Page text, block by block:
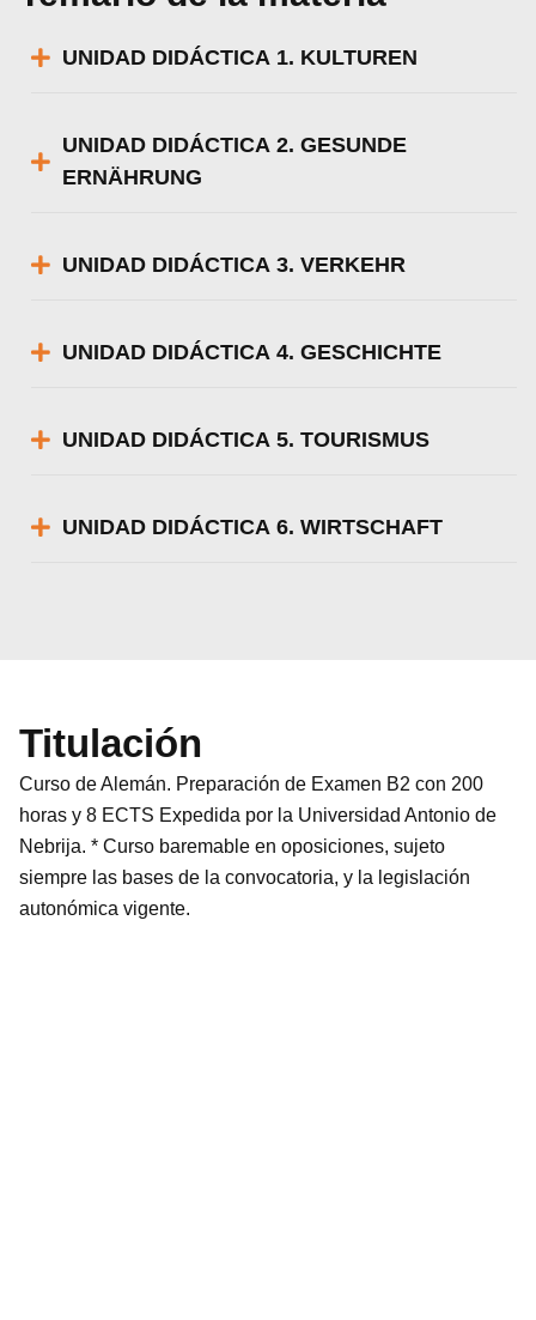
UNIDAD DIDÁCTICA 1. KULTUREN
UNIDAD DIDÁCTICA 2. GESUNDE
ERNÄHRUNG
UNIDAD DIDÁCTICA 3. VERKEHR
UNIDAD DIDÁCTICA 4. GESCHICHTE
UNIDAD DIDÁCTICA 5. TOURISMUS
UNIDAD DIDÁCTICA 6. WIRTSCHAFT
Titulación
Curso de Alemán. Preparación de Examen B2 con 200
horas y 8 ECTS Expedida por la Universidad Antonio de
Nebrija. * Curso baremable en oposiciones, sujeto
siempre las bases de la convocatoria, y la legislación
autonómica vigente.